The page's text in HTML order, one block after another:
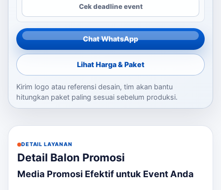
Cek deadline event
Chat WhatsApp
Lihat Harga & Paket
Kirim logo atau referensi desain, tim akan bantu
hitungkan paket paling sesuai sebelum produksi.
DETAIL LAYANAN
Detail Balon Promosi
Media Promosi Efektif untuk Event Anda